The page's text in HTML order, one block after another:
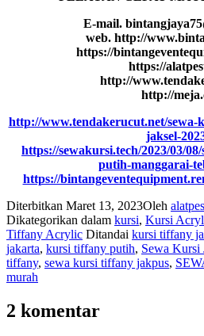
E-mail.
web. http://
https://
https://
http://
http://
http://www.tendakerucut.net/
jaksel-
https://sewakursi.tech/2023/03/
putih-manggarai-
https://
Diterbitkan Maret 13, 2023Oleh
Dikategorikan dalam kursi, Kursi
Tiffany Acrylic Ditandai kursi tiffany
jakarta, kursi tiffany putih, Sewa Kursi
tiffany, sewa kursi tiffany jakpus,
murah
2 komentar